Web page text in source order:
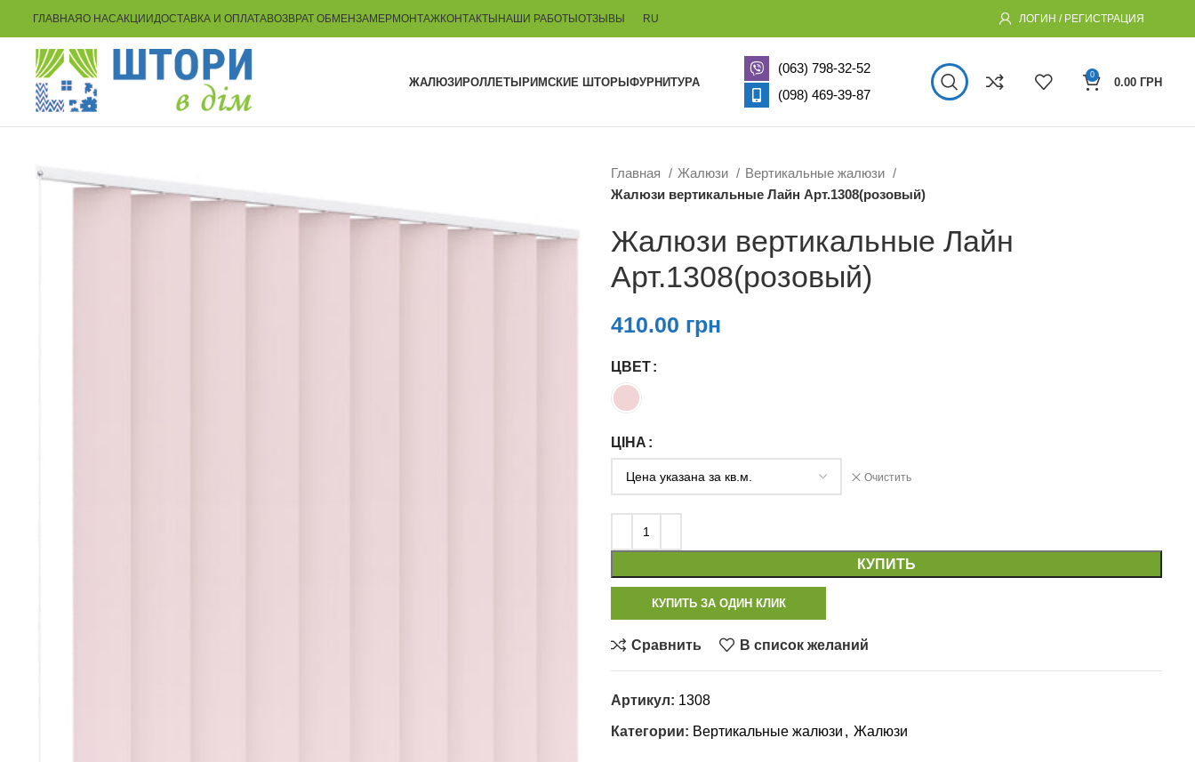
ГЛАВНАЯО НАСАКЦИИДОСТАВКА И ОПЛАТАВОЗВРАТ ОБМЕНЗАМЕРМОНТАЖКОНТАКТЫ НАШИ РАБОТЫ ОТЗЫВЫ RU ЛОГИН / РЕГИСТРАЦИЯ
ЖАЛЮЗИРОЛЛЕТЫРИМСКИЕ ШТОРЫФУРНИТУРА
(063) 798-32-52
(098) 469-39-87
0
0.00 ГРН
Главная Жалюзи
Вертикальные жалюзи
Жалюзи вертикальные Лайн Арт.1308(розовый)
Жалюзи вертикальные Лайн
Арт.1308(розовый)
410.00 грн
ЦВЕТ
ЦІНА
Очистить
КУПИТЬ
КУПИТЬ ЗА ОДИН КЛИК
Сравнить В список желаний
Артикул: 1308
Категории: Вертикальные жалюзи , Жалюзи